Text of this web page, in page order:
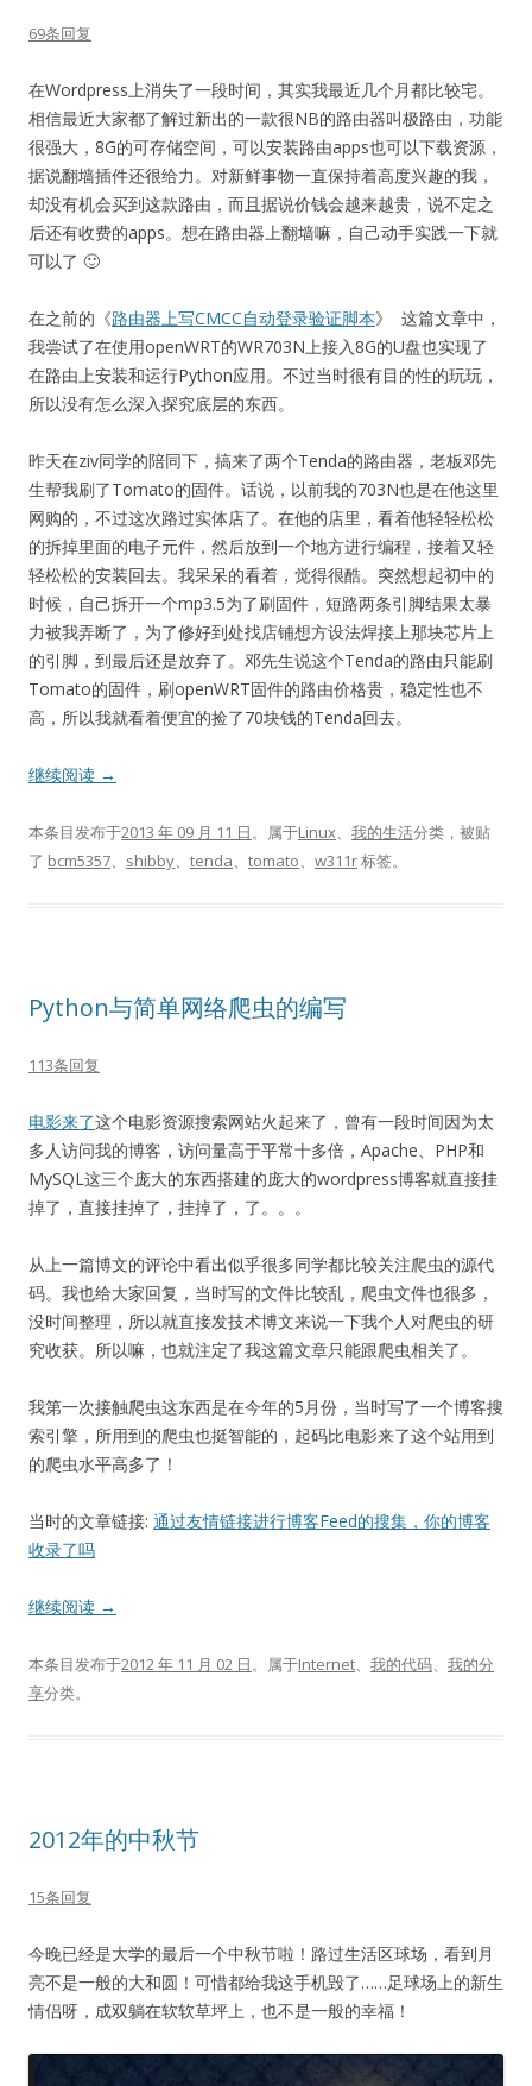
69条回复
在Wordpress上消失了一段时间，其实我最近几个月都比较宅。
相信最近大家都了解过新出的一款很NB的路由器叫极路由，功能
很强大，8G的可存储空间，可以安装路由apps也可以下载资源，
据说翻墙插件还很给力。对新鲜事物一直保持着高度兴趣的我，
却没有机会买到这款路由，而且据说价钱会越来越贵，说不定之
后还有收费的apps。想在路由器上翻墙嘛，自己动手实践一下就
可以了 🙂
在之前的《路由器上写CMCC自动登录验证脚本》 这篇文章中，
我尝试了在使用openWRT的WR703N上接入8G的U盘也实现了
在路由上安装和运行Python应用。不过当时很有目的性的玩玩，
所以没有怎么深入探究底层的东西。
昨天在ziv同学的陪同下，搞来了两个Tenda的路由器，老板邓先
生帮我刷了Tomato的固件。话说，以前我的703N也是在他这里
网购的，不过这次路过实体店了。在他的店里，看着他轻轻松松
的拆掉里面的电子元件，然后放到一个地方进行编程，接着又轻
轻松松的安装回去。我呆呆的看着，觉得很酷。突然想起初中的
时候，自己拆开一个mp3.5为了刷固件，短路两条引脚结果太暴
力被我弄断了，为了修好到处找店铺想方设法焊接上那块芯片上
的引脚，到最后还是放弃了。邓先生说这个Tenda的路由只能刷
Tomato的固件，刷openWRT固件的路由价格贵，稳定性也不
高，所以我就看着便宜的捡了70块钱的Tenda回去。
继续阅读 →
本条目发布于2013 年 09 月 11 日。属于Linux、 我的生活分类，被贴
了 bcm5357、 shibby、 tenda、 tomato、 w311r标签。
Python与简单网络爬虫的编写
113条回复
电影来了这个电影资源搜索网站火起来了，曾有一段时间因为太
多人访问我的博客，访问量高于平常十多倍，Apache、PHP和
MySQL这三个庞大的东西搭建的庞大的wordpress博客就直接挂
掉了，直接挂掉了，挂掉了，了。。。
从上一篇博文的评论中看出似乎很多同学都比较关注爬虫的源代
码。我也给大家回复，当时写的文件比较乱，爬虫文件也很多，
没时间整理，所以就直接发技术博文来说一下我个人对爬虫的研
究收获。所以嘛，也就注定了我这篇文章只能跟爬虫相关了。
我第一次接触爬虫这东西是在今年的5月份，当时写了一个博客搜
索引擎，所用到的爬虫也挺智能的，起码比电影来了这个站用到
的爬虫水平高多了！
当时的文章链接: 通过友情链接进行博客Feed的搜集，你的博客
收录了吗
继续阅读 →
本条目发布于2012 年 11 月 02 日。属于Internet、 我的代码、 我的分
享分类。
2012年的中秋节
15条回复
今晚已经是大学的最后一个中秋节啦！路过生活区球场，看到月
亮不是一般的大和圆！可惜都给我这手机毁了……足球场上的新生
情侣呀，成双躺在软软草坪上，也不是一般的幸福！